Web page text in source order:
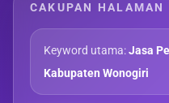
CAKUPAN HALAMAN
Keyword utama:Jasa
Kabupaten Wonogiri